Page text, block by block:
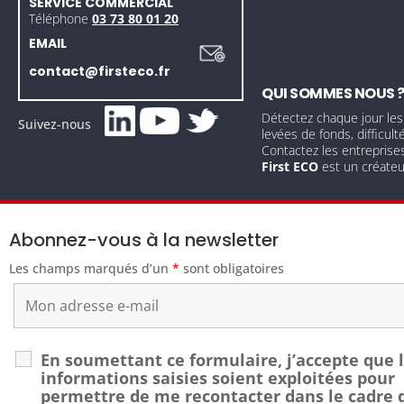
Téléphone 03 73 80 01 20
EMAIL
contact@firsteco.fr
Suivez-nous
QUI SOMMES NOUS ?
Détectez chaque jour
levées de fonds,
Contactez les
First ECO est un
Abonnez-vous à la newsletter
Les champs marqués d’un * sont obligatoires
En soumettant ce formulaire, j’accepte que
informations saisies soient exploitées pour
permettre de me recontacter dans le cadre